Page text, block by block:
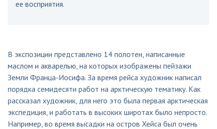
ее восприятия.
В экспозиции представлено 14 полотен, написанные
маслом и акварелью, на которых изображены пейзажи
Земли Франца-Иосифа. За время рейса художник написал
порядка семидесяти работ на арктическую тематику. Как
рассказал художник, для него это была первая арктическая
экспедиция, и работать в высоких широтах было непросто.
Например, во время высадки на остров Хейса был очень